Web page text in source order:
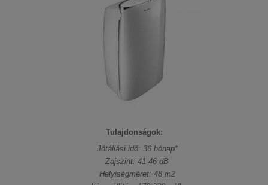
Tulajdonságok:
Jótállási idő: 36 hónap*
Zajszint: 41-46 dB
Helyiségméret: 48 m2